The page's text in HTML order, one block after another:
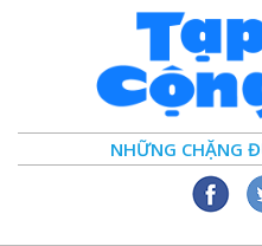
NHỮNG CHẶNG